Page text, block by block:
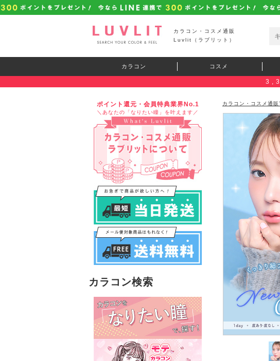
カラコン・コスメ通販
Luvlit（ラブリット）
カラコン コスメ
ポイント還元・会員特典業界No.1
＼あなたの「なりたい瞳」を叶えます／
カラコン検索
カラコン・コスメ通販